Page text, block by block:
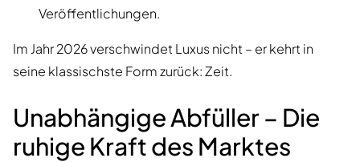
Veröffentlichungen.
Im Jahr 2026 verschwindet Luxus nicht – er kehrt in
seine klassischste Form zurück: Zeit.
Unabhängige Abfüller – Die
ruhige Kraft des Marktes